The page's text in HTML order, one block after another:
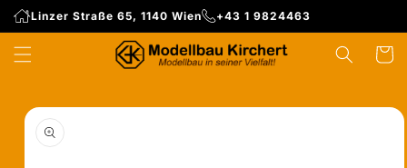
zum
Inhalt
Linzer Straße 65, 1140 Wien +43 1 9824463